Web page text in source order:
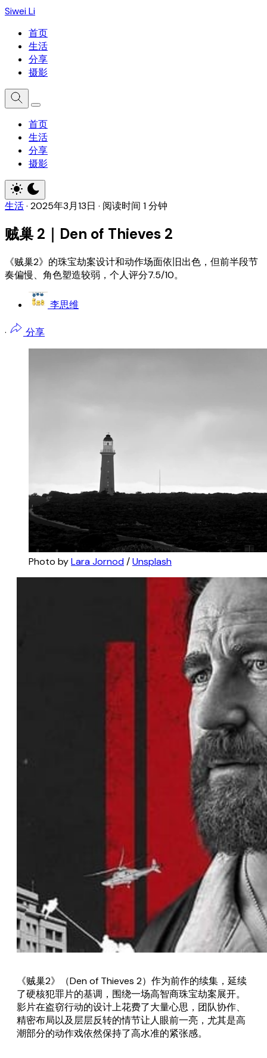
Siwei Li
首页
生活
分享
摄影
首页
生活
分享
摄影
生活· 2025年3月13日 · 阅读时间 1 分钟
贼巢 2｜Den of Thieves 2
《贼巢2》的珠宝劫案设计和动作场面依旧出色，但前半段节
奏偏慢、角色塑造较弱，个人评分7.5/10。
李思维
· 分享
Photo by Lara Jornod / Unsplash
《贼巢2》（Den of Thieves 2）作为前作的续集，延续
了硬核犯罪片的基调，围绕一场高智商珠宝劫案展开。
影片在盗窃行动的设计上花费了大量心思，团队协作、
精密布局以及层层反转的情节让人眼前一亮，尤其是高
潮部分的动作戏依然保持了高水准的紧张感。